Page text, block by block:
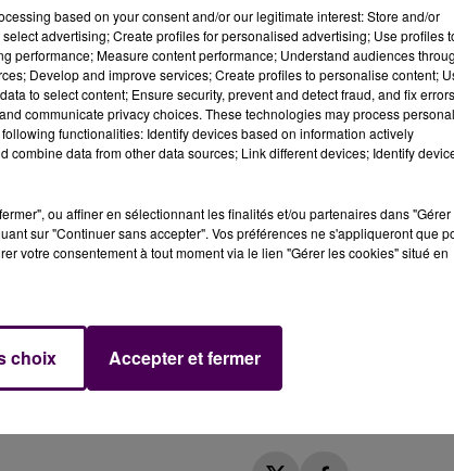
à deux jolis bébés aux toutes
bébé est né vers 1h05 et le
de Beauval dans un communiqué
que les deux petites créatures
pour l’aînée -de peu- et 129
tout le monde mais en
based on your consent and/or our legitimate interest: Store and/or
advertising; Create profiles for personalised advertising; Use profiles
performance; Measure content performance; Understand audiences
Develop and improve services; Create profiles to personalise content;
to select content; Ensure security, prevent and detect fraud, and fix
communicate privacy choices. These technologies may process personal
functionalities: Identify devices based on information actively
combine data from other data sources; Link different devices; Identify
ou affiner en sélectionnant les finalités et/ou partenaires dans "Gérer
sur "Continuer sans accepter". Vos préférences ne s'appliqueront que
votre consentement à tout moment via le lien "Gérer les cookies" situé en
choix Accepter et fermer